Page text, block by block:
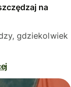
na
gdziekolwiek